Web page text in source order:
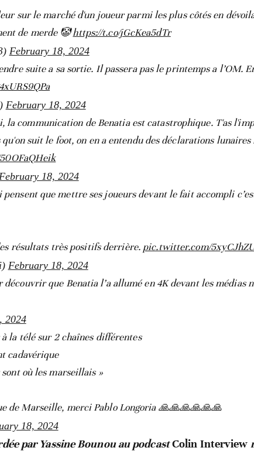
sur le marché d'un joueur parmi les plus côtés en
de merde 🤡https://t.co/jGcKea5dTr
February 18, 2024
suite a sa sortie. Il passera pas le printemps a l’OM.
February 18, 2024
la communication de Benatia est catastrophique. T'as
suit le foot, on en a entendu des déclarations lunaires
February 18, 2024
que mettre ses joueurs devant le fait accompli
résultats très positifs derrière. pic.twitter.com/
February 18, 2024
que Benatia l’a allumé en 4K devant les médias
2024
à la télé sur 2 chaînes différentes
cadavérique
où les marseillais »
de Marseille, merci Pablo Longoria 🙏🙏🙏🙏🙏🙏
18, 2024
par Yassine Bounou au podcastColin Interview